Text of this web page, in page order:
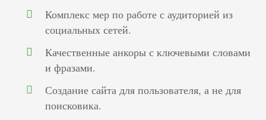
Комплекс мер по работе с аудиторией из
социальных сетей.
Качественные анкоры с ключевыми словами
и фразами.
Создание сайта для пользователя, а не для
поисковика.